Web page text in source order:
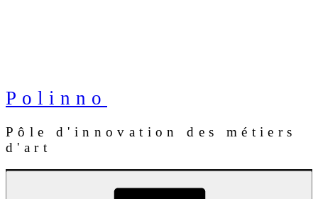
Polinno
Pôle d'innovation des métiers
d'art